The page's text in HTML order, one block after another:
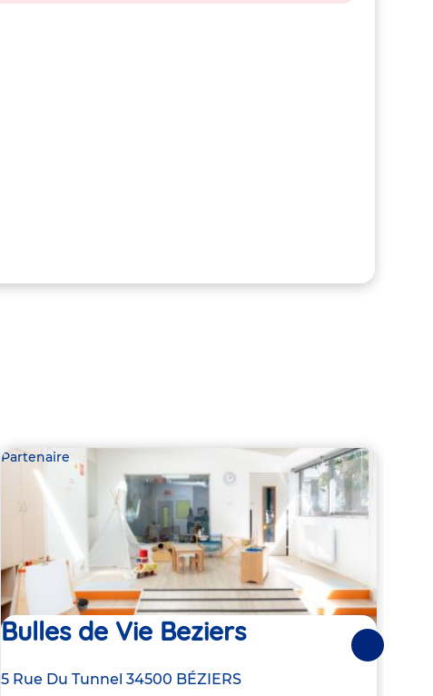
Partenaire
Bulles de Vie Beziers
Adresse
5 Rue Du Tunnel 34500 BÉZIERS
Suivantes